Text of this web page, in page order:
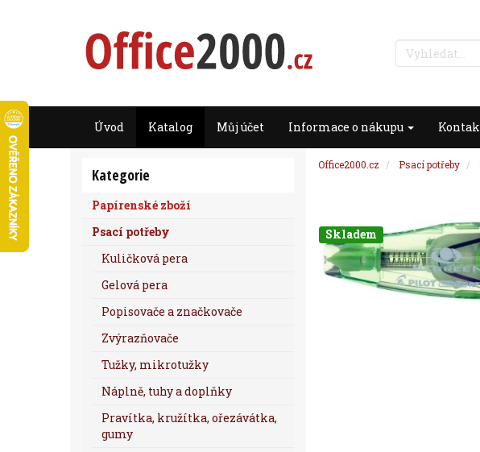
Úvod Katalog Můj účet Informace o nákupu
Office2000.cz Psací potřeby
Skladem
Kategorie
Papírenské zboží
Psací potřeby
Kuličková pera
Gelová pera
Popisovače a značkovače
Zvýrazňovače
Tužky, mikrotužky
Náplně, tuhy a doplňky
Pravítka, kružítka, ořezávátka,
gumy